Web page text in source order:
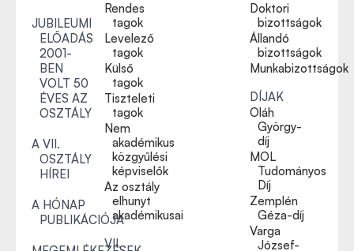
JUBILEUMI
ELŐADÁS
2001-
BEN
VOLT 50
ÉVES AZ
OSZTÁLY
A VII.
OSZTÁLY
HÍREI
A HÓNAP
PUBLIKÁCIÓJA
Rendes
tagok
Levelező
tagok
Külső
tagok
Tiszteleti
tagok
Nem
akadémikus
közgyűlési
képviselők
Az osztály
elhunyt
akadémikusai
VII.
Doktori
bizottságok
Állandó
bizottságok
Munkabizottságok
DÍJAK
Oláh
György-
díj
MOL
Tudományos
Díj
Zemplén
Géza-díj
Varga
József-